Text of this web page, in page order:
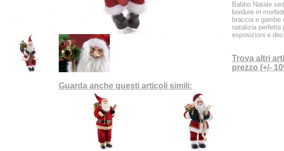
Babbo Natale
bordure in
braccia e gambe
natalizia perfetta
esposizioni e
Trova altri
prezzo (+/-
Guarda anche questi articoli simili: